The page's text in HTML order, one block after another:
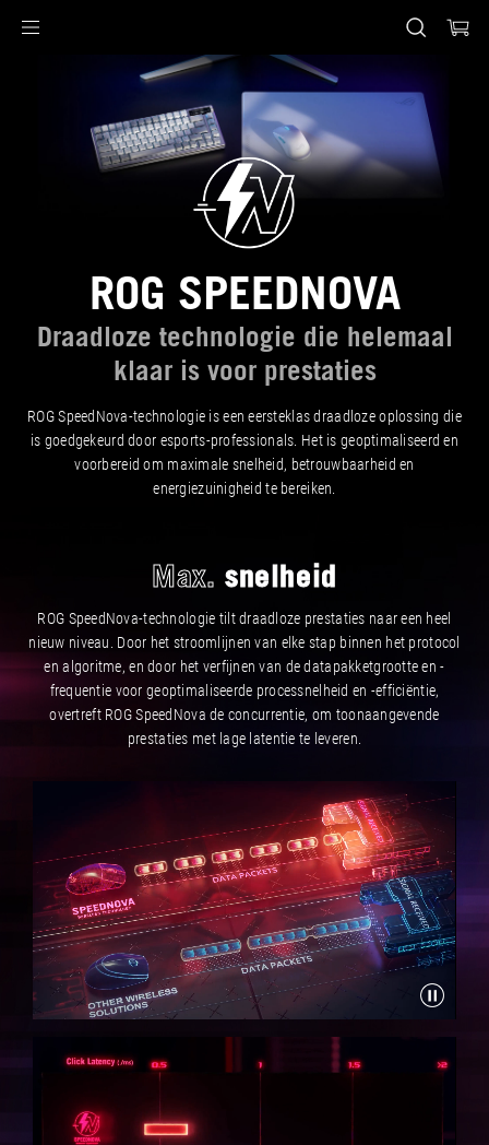
Accessibility Help
ROG SPEEDNOVA
Draadloze technologie die helemaal
klaar is voor prestaties
ROG SpeedNova-technologie is een eersteklas draadloze oplossing die
is goedgekeurd door esports-professionals. Het is geoptimaliseerd en
voorbereid om maximale snelheid, betrouwbaarheid en
energiezuinigheid te bereiken.
Max.snelheid
ROG SpeedNova-technologie tilt draadloze prestaties naar een heel
nieuw niveau. Door het stroomlijnen van elke stap binnen het protocol
en algoritme, en door het verfijnen van de datapakketgrootte en -
frequentie voor geoptimaliseerde processnelheid en -efficiëntie,
overtreft ROG SpeedNova de concurrentie, om toonaangevende
prestaties met lage latentie te leveren.